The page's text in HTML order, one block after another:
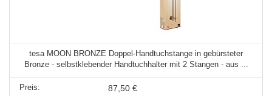
tesa MOON BRONZE Doppel-Handtuchstange in gebürsteter
Bronze - selbstklebender Handtuchhalter mit 2 Stangen - aus ...
87,50 €